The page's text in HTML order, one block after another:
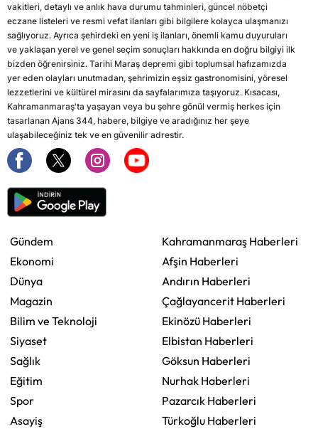
vakitleri, detaylı ve anlık hava durumu tahminleri, güncel nöbetçi
eczane listeleri ve resmi vefat ilanları gibi bilgilere kolayca ulaşmanızı
sağlıyoruz. Ayrıca şehirdeki en yeni iş ilanları, önemli kamu duyuruları
ve yaklaşan yerel ve genel seçim sonuçları hakkında en doğru bilgiyi ilk
bizden öğrenirsiniz. Tarihi Maraş depremi gibi toplumsal hafızamızda
yer eden olayları unutmadan, şehrimizin eşsiz gastronomisini, yöresel
lezzetlerini ve kültürel mirasını da sayfalarımıza taşıyoruz. Kısacası,
Kahramanmaraş'ta yaşayan veya bu şehre gönül vermiş herkes için
tasarlanan Ajans 344, habere, bilgiye ve aradığınız her şeye
ulaşabileceğiniz tek ve en güvenilir adrestir.
Gündem
Ekonomi
Dünya
Magazin
Bilim ve Teknoloji
Siyaset
Sağlık
Eğitim
Spor
Asayiş
Kahramanmaraş Haberleri
Afşin Haberleri
Andırın Haberleri
Çağlayancerit Haberleri
Ekinözü Haberleri
Elbistan Haberleri
Göksun Haberleri
Nurhak Haberleri
Pazarcık Haberleri
Türkoğlu Haberleri